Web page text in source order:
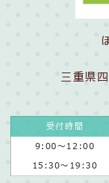
三重県
受付時間
9:00〜12:00
15:30〜19:30